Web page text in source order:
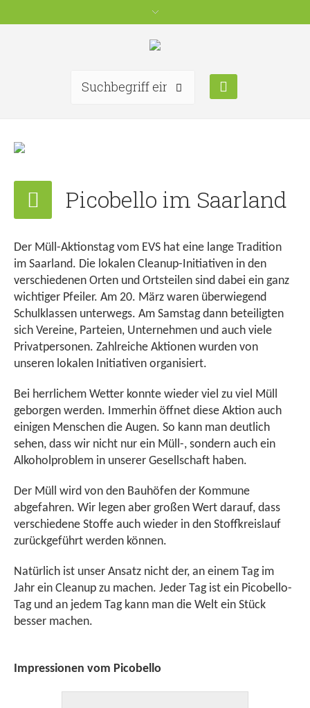
Picobello im Saarland
Der Müll-Aktionstag vom EVS hat eine lange Tradition
im Saarland. Die lokalen Cleanup-Initiativen in den
verschiedenen Orten und Ortsteilen sind dabei ein ganz
wichtiger Pfeiler. Am 20. März waren überwiegend
Schulklassen unterwegs. Am Samstag dann beteiligten
sich Vereine, Parteien, Unternehmen und auch viele
Privatpersonen. Zahlreiche Aktionen wurden von
unseren lokalen Initiativen organisiert.
Bei herrlichem Wetter konnte wieder viel zu viel Müll
geborgen werden. Immerhin öffnet diese Aktion auch
einigen Menschen die Augen. So kann man deutlich
sehen, dass wir nicht nur ein Müll-, sondern auch ein
Alkoholproblem in unserer Gesellschaft haben.
Der Müll wird von den Bauhöfen der Kommune
abgefahren. Wir legen aber großen Wert darauf, dass
verschiedene Stoffe auch wieder in den Stoffkreislauf
zurückgeführt werden können.
Natürlich ist unser Ansatz nicht der, an einem Tag im
Jahr ein Cleanup zu machen. Jeder Tag ist ein Picobello-
Tag und an jedem Tag kann man die Welt ein Stück
besser machen.
Impressionen vom Picobello